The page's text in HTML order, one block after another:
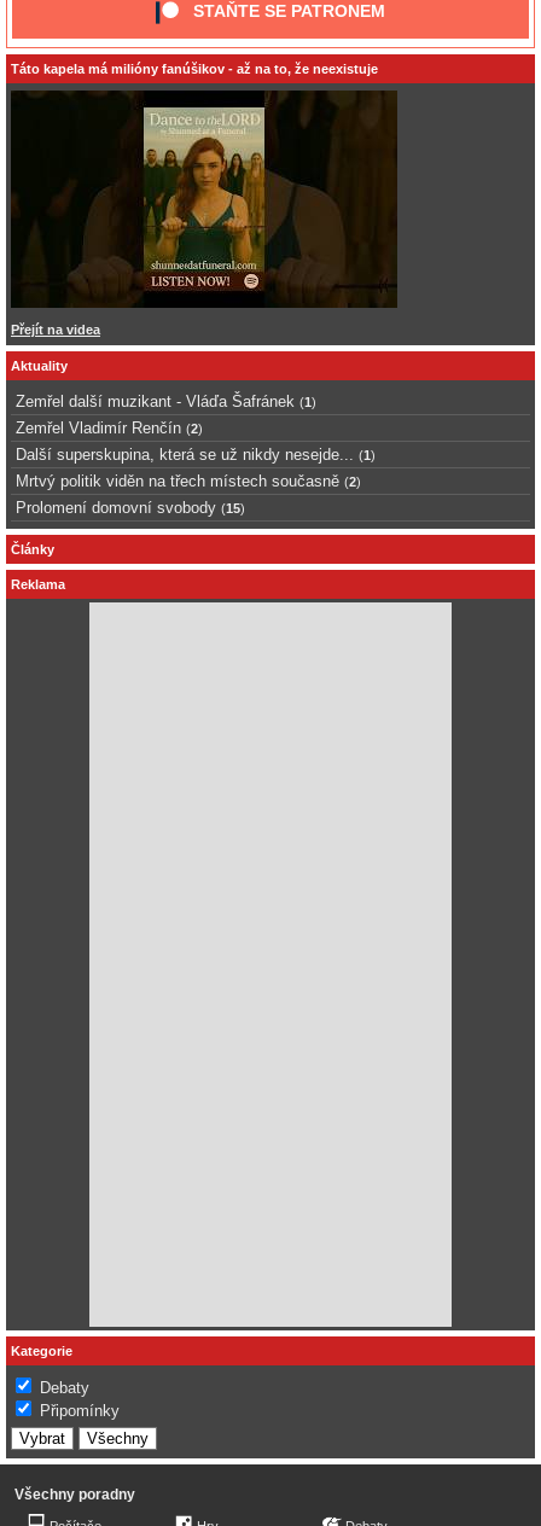
STAŇTE SE PATRONEM
Táto kapela má milióny fanúšikov - až na to, že neexistuje
Přejít na videa
Aktuality
Zemřel další muzikant - Vláďa Šafránek (1)
Zemřel Vladimír Renčín (2)
Další superskupina, která se už nikdy nesejde... (1)
Mrtvý politik viděn na třech místech současně (2)
Prolomení domovní svobody (15)
Články
Reklama
Kategorie
Debaty
Připomínky
Všechny poradny